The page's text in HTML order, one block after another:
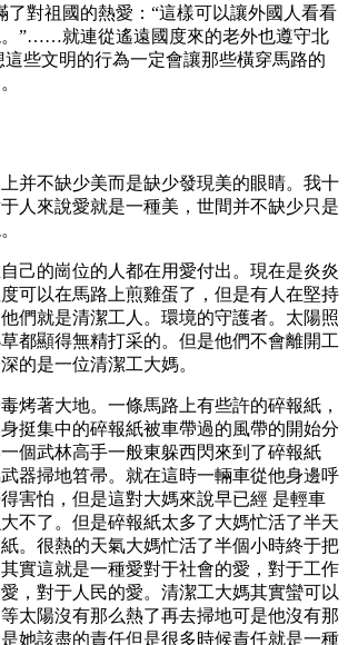
了對祖國的熱愛：“這樣可以讓外國人看看
”……就連從遙遠國度來的老外也遵守北
些文明的行為一定會讓那些橫穿馬路的
并不缺少美而是缺少發現美的眼睛。我十
人來說愛就是一種美，世間并不缺少只是
己的崗位的人都在用愛付出。現在是炎炎
可以在馬路上煎雞蛋了，但是有人在堅持
們就是清潔工人。環境的守護者。太陽照
都顯得無精打采的。但是他們不會離開工
的是一位清潔工大媽。
烤著大地。一條馬路上有些許的碎報紙，
挺集中的碎報紙被車帶過的風帶的開始分
個武林高手一般東躲西閃來到了碎報紙
器掃地笤帚。就在這時一輛車從他身邊呼
害怕，但是這對大媽來說早已經 是輕車
不了。但是碎報紙太多了大媽忙活了半天
。很熱的天氣大媽忙活了半個小時終于把
實這就是一種愛對于社會的愛，對于工作
，對于人民的愛。清潔工大媽其實蠻可以
太陽沒有那么熱了再去掃地可是他沒有那
她該盡的責任但是很多時候責任就是一種